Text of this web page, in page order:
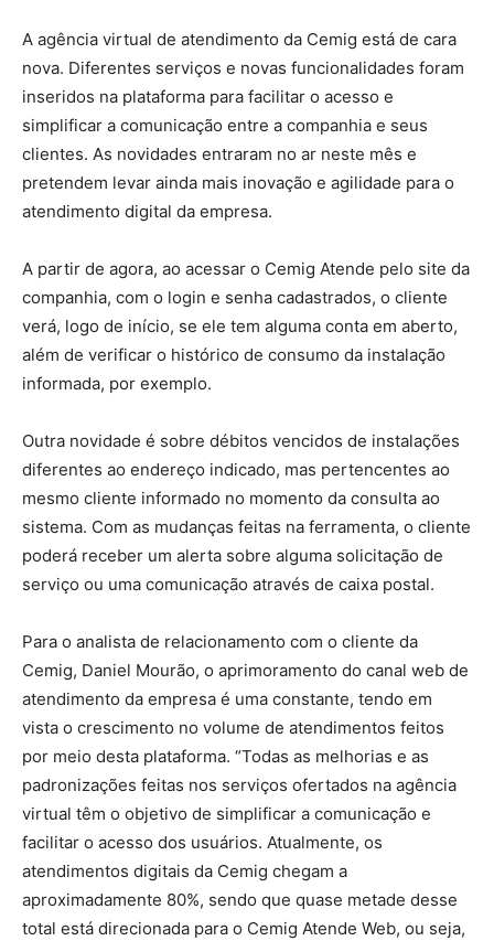
A agência virtual de atendimento da Cemig está de cara
nova. Diferentes serviços e novas funcionalidades foram
inseridos na plataforma para facilitar o acesso e
simplificar a comunicação entre a companhia e seus
clientes. As novidades entraram no ar neste mês e
pretendem levar ainda mais inovação e agilidade para o
atendimento digital da empresa.
A partir de agora, ao acessar o Cemig Atende pelo site da
companhia, com o login e senha cadastrados, o cliente
verá, logo de início, se ele tem alguma conta em aberto,
além de verificar o histórico de consumo da instalação
informada, por exemplo.
Outra novidade é sobre débitos vencidos de instalações
diferentes ao endereço indicado, mas pertencentes ao
mesmo cliente informado no momento da consulta ao
sistema. Com as mudanças feitas na ferramenta, o cliente
poderá receber um alerta sobre alguma solicitação de
serviço ou uma comunicação através de caixa postal.
Para o analista de relacionamento com o cliente da
Cemig, Daniel Mourão, o aprimoramento do canal web de
atendimento da empresa é uma constante, tendo em
vista o crescimento no volume de atendimentos feitos
por meio desta plataforma. “Todas as melhorias e as
padronizações feitas nos serviços ofertados na agência
virtual têm o objetivo de simplificar a comunicação e
facilitar o acesso dos usuários. Atualmente, os
atendimentos digitais da Cemig chegam a
aproximadamente 80%, sendo que quase metade desse
total está direcionada para o Cemig Atende Web, ou seja,